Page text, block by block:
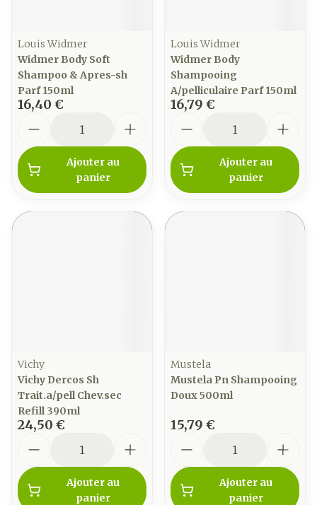
Louis Widmer
Widmer Body Soft
Shampoo & Apres-sh
Parf 150ml
16,40 €
Ajouter au
panier
Louis Widmer
Widmer Body
Shampooing
A/pelliculaire Parf 150ml
16,79 €
Ajouter au
panier
Vichy
Vichy Dercos Sh
Trait.a/pell Chev.sec
Refill 390ml
24,50 €
Ajouter au
panier
Mustela
Mustela Pn Shampooing
Doux 500ml
15,79 €
Ajouter au
panier